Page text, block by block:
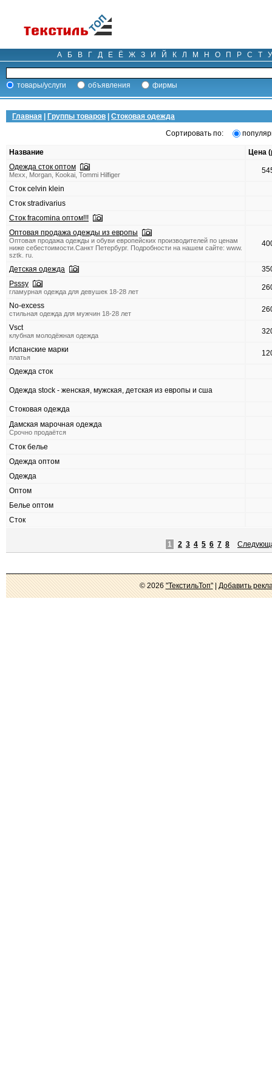
А Б В Г Д Е Ё Ж З И Й К Л М Н О П Р С Т У
товары/услуги объявления фирмы
Главная Группы товаров
Стоковая одежда
Сортировать по:
Название
Цена
Одежда сток оптом
Mexx, Morgan, Kookai, Tommi Hilfiger
Сток сelvin klein
Сток stradivarius
Сток fracomina оптом!!!
Оптовая продажа одежды из европы
Оптовая продажа одежды и обуви европейских производителей по ценам
ниже себестоимости.Санкт Петербург. Подробности на нашем сайте: www.
sztk. ru.
Детская одежда
Psssy
гламурная одежда для девушек 18-28 лет
No-excess
стильная одежда для мужчин 18-28 лет
Vsct
клубная молодёжная одежда
Испанские марки
платья
Одежда сток
Одежда stock - женская, мужская, детская из европы и сша
Стоковая одежда
Дамская марочная одежда
Срочно продаётся
Сток белье
Одежда оптом
Одежда
Оптом
Белье оптом
Сток
1 2 3 4 5 6 7 8
© 2026"ТекстильТоп"|Добавить